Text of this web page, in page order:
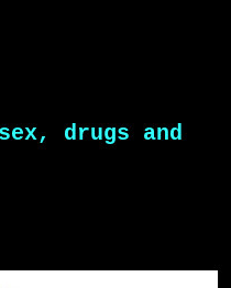
sex, drugs and